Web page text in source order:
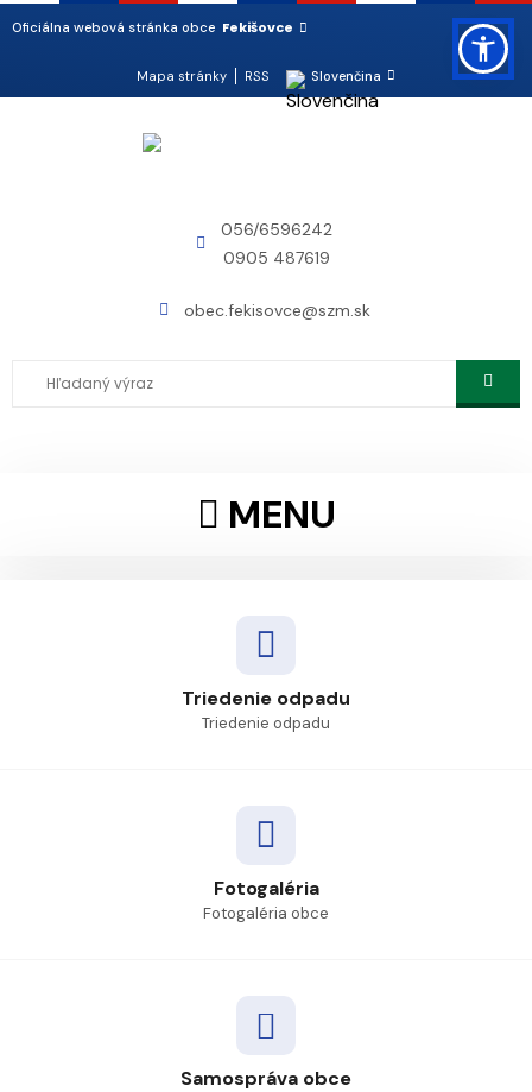
Oficiálna webová stránka obce Fekišovce
Mapa stránky RSS Slovenčina
056/6596242
0905 487619
obec.fekisovce@szm.sk
MENU
Triedenie odpadu
Triedenie odpadu
Fotogaléria
Fotogaléria obce
Samospráva obce